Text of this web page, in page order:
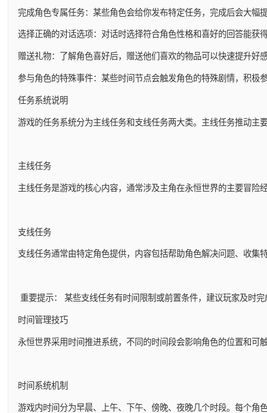
完成角色专属任务：某些角色会给你发布特定任务，完成后会大幅
选择正确的对话选项：对话时选择符合角色性格和喜好的回答能获
赠送礼物：了解角色喜好后，赠送他们喜欢的物品可以快速提升好
参与角色的特殊事件：某些时间节点会触发角色的特殊剧情，积极
任务系统说明
游戏的任务系统分为主线任务和支线任务两大类。主线任务推动
主线任务
主线任务是游戏的核心内容，通常涉及主角在永恒世界的主要冒
支线任务
支线任务通常由特定角色提供，内容包括帮助角色解决问题、收
重要提示： 某些支线任务有时间限制或前置条件，建议玩家及时
时间管理技巧
永恒世界采用时间推进系统，不同的时间段会影响角色的位置和可
时间系统机制
游戏内时间分为早晨、上午、下午、傍晚、夜晚几个时段。每个